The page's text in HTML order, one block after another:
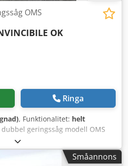
OMS
OK
Ringa
, Funktionalitet: helt
geringssåg modell OMS
330 begagnad maskin
kapning av trä, ramar, PVC,
material oljepneumatiskSmåannons